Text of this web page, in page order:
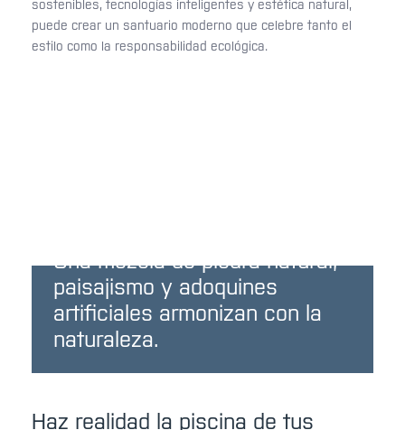
sostenibles, tecnologías inteligentes y estética natural,
puede crear un santuario moderno que celebre tanto el
estilo como la responsabilidad ecológica.
Una mezcla de piedra natural,
paisajismo y adoquines
artificiales armonizan con la
naturaleza.
Haz realidad la piscina de tus